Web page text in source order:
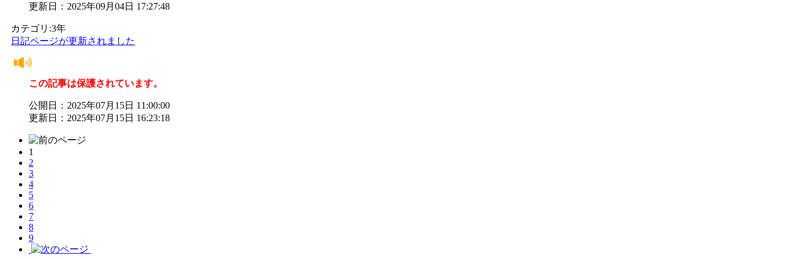
更新日：2025年09月04日 17:27:48
カテゴリ:3年
日記ページが更新されました
この記事は保護されています。
公開日：2025年07月15日 11:00:00
更新日：2025年07月15日 16:23:18
1
2
3
4
5
6
7
8
9